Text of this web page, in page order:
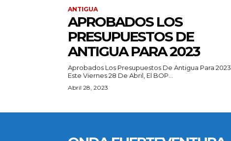
ANTIGUA
APROBADOS LOS
PRESUPUESTOS DE
ANTIGUA PARA 2023
Aprobados Los Presupuestos De Antigua Para 2023.
Este Viernes 28 De Abril, El BOP...
Abril 28, 2023